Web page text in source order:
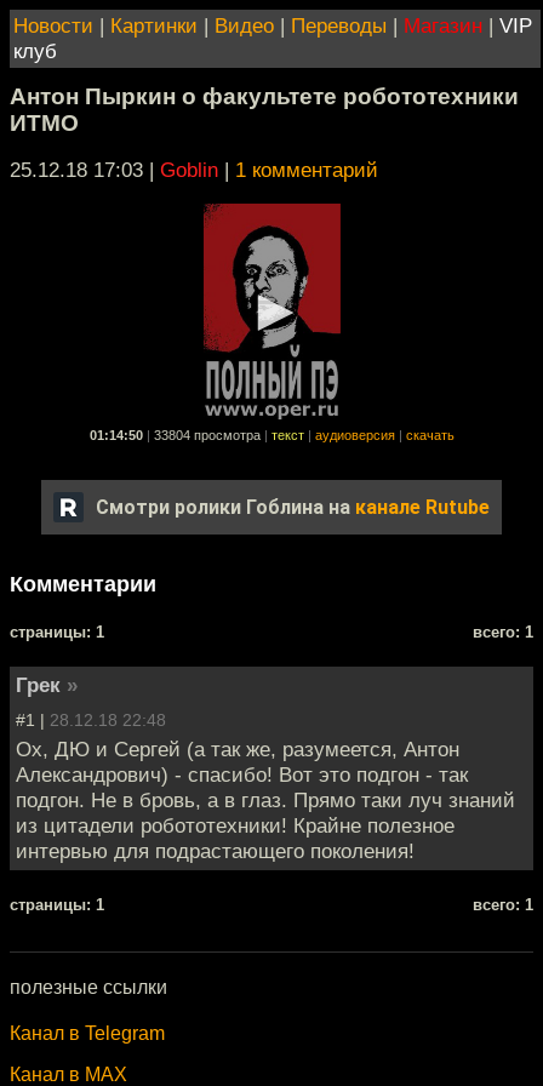
Новости | Картинки | Видео | Переводы | Магазин | VIP
клуб
Антон Пыркин о факультете робототехники
ИТМО
25.12.18 17:03 | Goblin | 1 комментарий
01:14:50 33804 просмотра текст аудиоверсия скачать
Смотри ролики Гоблина на канале Rutube
Комментарии
cтраницы: 1 всего: 1
Грек »
#1 | 28.12.18 22:48
Ох, ДЮ и Сергей (а так же, разумеется, Антон
Александрович) - спасибо! Вот это подгон - так
подгон. Не в бровь, а в глаз. Прямо таки луч знаний
из цитадели робототехники! Крайне полезное
интервью для подрастающего поколения!
cтраницы: 1 всего: 1
полезные ссылки
Канал в Telegram
Канал в MAX